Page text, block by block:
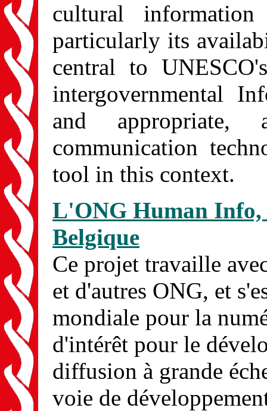
cultural
particularly its
central to
intergovernmental
and appropriate,
communication
tool in this context.
L'ONG Human Info,
Belgique
Ce projet travaille
et d'autres ONG, et
mondiale pour la
d'intérêt pour le
diffusion à grande
voie de